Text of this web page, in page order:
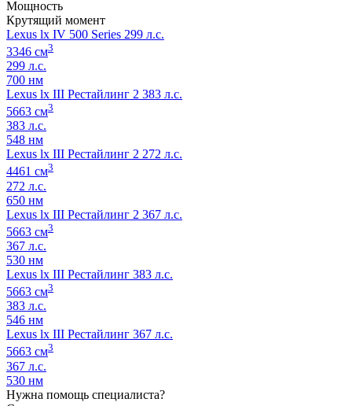
Мощность
Крутящий момент
Lexus lx IV 500 Series 299 л.с.
3346 см3
299 л.с.
700 нм
Lexus lx III Рестайлинг 2 383 л.с.
5663 см3
383 л.с.
548 нм
Lexus lx III Рестайлинг 2 272 л.с.
4461 см3
272 л.с.
650 нм
Lexus lx III Рестайлинг 2 367 л.с.
5663 см3
367 л.с.
530 нм
Lexus lx III Рестайлинг 383 л.с.
5663 см3
383 л.с.
546 нм
Lexus lx III Рестайлинг 367 л.с.
5663 см3
367 л.с.
530 нм
Нужна помощь специалиста?